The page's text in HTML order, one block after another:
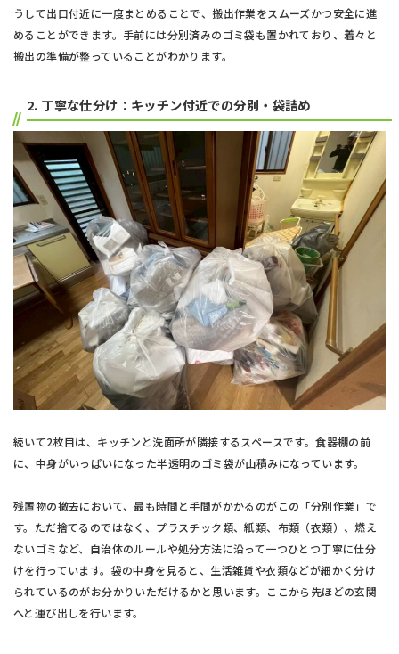
うして出口付近に一度まとめることで、搬出作業をスムーズかつ安全に進
めることができます。手前には分別済みのゴミ袋も置かれており、着々と
搬出の準備が整っていることがわかります。
2. 丁寧な仕分け：キッチン付近での分別・袋詰め
続いて2枚目は、キッチンと洗面所が隣接するスペースです。食器棚の前
に、中身がいっぱいになった半透明のゴミ袋が山積みになっています。
残置物の撤去において、最も時間と手間がかかるのがこの「分別作業」で
す。ただ捨てるのではなく、プラスチック類、紙類、布類（衣類）、燃え
ないゴミなど、自治体のルールや処分方法に沿って一つひとつ丁寧に仕分
けを行っています。袋の中身を見ると、生活雑貨や衣類などが細かく分け
られているのがお分かりいただけるかと思います。ここから先ほどの玄関
へと運び出しを行います。